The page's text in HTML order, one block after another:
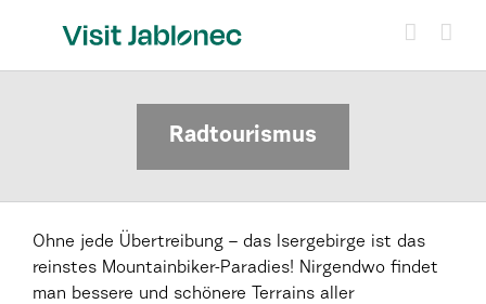
Radtourismus
Ohne jede Übertreibung – das Isergebirge ist das
reinstes Mountainbiker-Paradies! Nirgendwo findet
man bessere und schönere Terrains aller